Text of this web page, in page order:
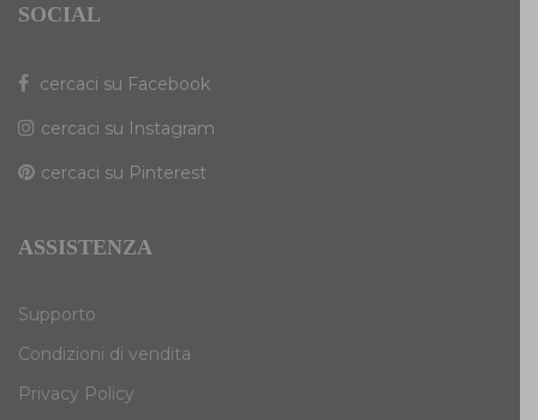
SOCIAL
cercaci su Facebook
cercaci su Instagram
cercaci su Pinterest
ASSISTENZA
Supporto
Condizioni di vendita
Privacy Policy